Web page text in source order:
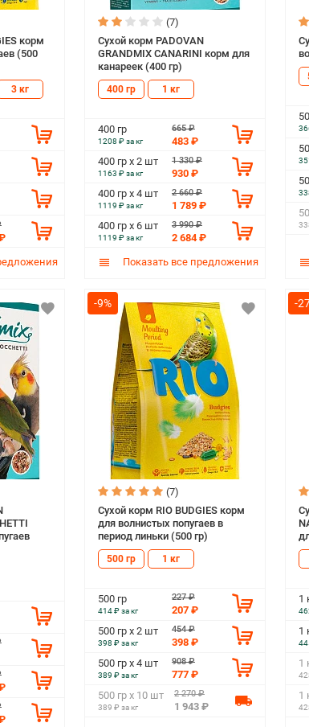
корм
(500
3 кг
(7)
Сухой корм PADOVAN
GRANDMIX CANARINI корм для
канареек (400 гр)
400 гр 1 кг
400 гр
1208 ₽ за кг
665 ₽
483 ₽
400 гр х 2 шт
1163 ₽ за кг
1 330 ₽
930 ₽
400 гр х 4 шт
1119 ₽ за кг
2 660 ₽
1 789 ₽
400 гр х 6 шт
1119 ₽ за кг
3 990 ₽
2 684 ₽
Показать все предложения
-9%
(7)
Сухой корм RIO BUDGIES корм
для волнистых попугаев в
период линьки (500 гр)
500 гр 1 кг
500 гр
414 ₽ за кг
227 ₽
207 ₽
500 гр х 2 шт
398 ₽ за кг
454 ₽
398 ₽
500 гр х 4 шт
389 ₽ за кг
908 ₽
777 ₽
500 гр х 10 шт
389 ₽ за кг
2 270 ₽
1 943 ₽
-
1
1
1
1